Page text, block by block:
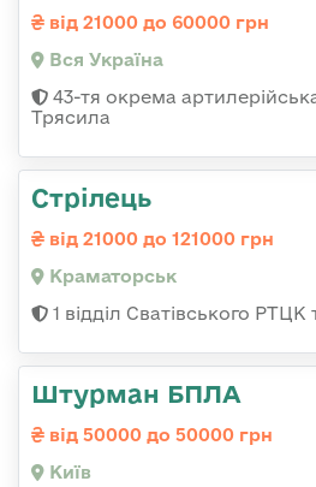
від 21000 до 60000 грн
Вся Україна
43-тя окрема
Трясила
Стрілець
від 21000 до 121000 грн
Краматорськ
1 відділ Сватівського РТЦК
Штурман БПЛА
від 50000 до 50000 грн
Київ